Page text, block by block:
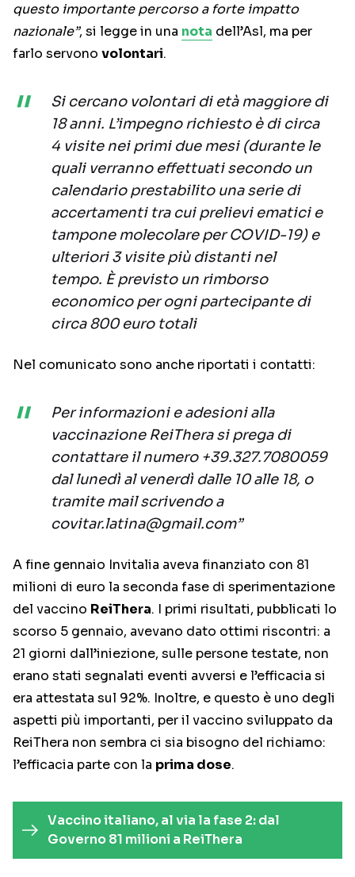
questo importante percorso a forte impatto
nazionale”, si legge in una nota dell’Asl, ma per
farlo servono volontari.
Si cercano volontari di età maggiore di
18 anni. L’impegno richiesto è di circa
4 visite nei primi due mesi (durante le
quali verranno effettuati secondo un
calendario prestabilito una serie di
accertamenti tra cui prelievi ematici e
tampone molecolare per COVID-19) e
ulteriori 3 visite più distanti nel
tempo. È previsto un rimborso
economico per ogni partecipante di
circa 800 euro totali
Nel comunicato sono anche riportati i contatti:
Per informazioni e adesioni alla
vaccinazione ReiThera si prega di
contattare il numero +39.327.7080059
dal lunedì al venerdì dalle 10 alle 18, o
tramite mail scrivendo a
covitar.latina@gmail.com”
A fine gennaio Invitalia aveva finanziato con 81
milioni di euro la seconda fase di sperimentazione
del vaccino ReiThera. I primi risultati, pubblicati lo
scorso 5 gennaio, avevano dato ottimi riscontri: a
21 giorni dall’iniezione, sulle persone testate, non
erano stati segnalati eventi avversi e l’efficacia si
era attestata sul 92%. Inoltre, e questo è uno degli
aspetti più importanti, per il vaccino sviluppato da
ReiThera non sembra ci sia bisogno del richiamo:
l’efficacia parte con la prima dose.
Vaccino italiano, al via la fase 2: dal
Governo 81 milioni a ReiThera